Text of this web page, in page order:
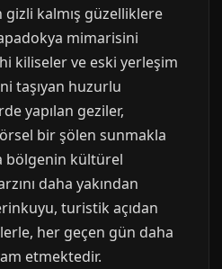
kalmış güzelliklere
mimarisini
kiliseler ve eski yerleşim
taşıyan huzurlu
yapılan geziler,
bir şölen sunmakla
bölgenin kültürel
daha yakından
turistik açıdan
her geçen gün daha
etmektedir.